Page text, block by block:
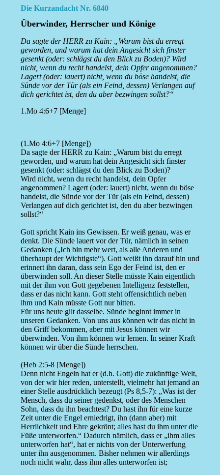
Die Kurzandacht Nr. 6840
Überwinder, Herrscher und Könige
Da sagte der HERR zu Kain: „Warum bist du erregt
geworden, und warum hat dein Angesicht sich finster
gesenkt (oder: schlägst du den Blick zu Boden)? Wird
nicht, wenn du recht handelst, dein Opfer angenommen?
Lagert (oder: lauert) nicht, wenn du böse handelst, die
Sünde vor der Tür (als ein Feind, dessen) Verlangen auf
dich gerichtet ist, den du aber bezwingen sollst?“
1.Mo 4:6+7 [Menge]
(1.Mo 4:6+7 [Menge])
Da sagte der HERR zu Kain: „Warum bist du erregt
geworden, und warum hat dein Angesicht sich finster
gesenkt (oder: schlägst du den Blick zu Boden)?
Wird nicht, wenn du recht handelst, dein Opfer
angenommen? Lagert (oder: lauert) nicht, wenn du böse
handelst, die Sünde vor der Tür (als ein Feind, dessen)
Verlangen auf dich gerichtet ist, den du aber bezwingen
sollst?“
Gott spricht Kain ins Gewissen. Er weiß genau, was er
denkt. Die Sünde lauert vor der Tür, nämlich in seinen
Gedanken („Ich bin mehr wert, als alle Anderen und
überhaupt der Wichtigste“). Gott weißt ihn darauf hin und
erinnert ihn daran, dass sein Ego der Feind ist, den er
überwinden soll. An dieser Stelle müsste Kain eigentlich
mit der ihm von Gott gegebenen Intelligenz feststellen,
dass er das nicht kann. Gott steht offensichtlich neben
ihm und Kain müsste Gott nur bitten.
Für uns heute gilt dasselbe. Sünde beginnt immer in
unseren Gedanken. Von uns aus können wir das nicht in
den Griff bekommen, aber mit Jesus können wir
überwinden. Von ihm können wir lernen. In seiner Kraft
können wir über die Sünde herrschen.
(Heb 2:5-8 [Menge])
Denn nicht Engeln hat er (d.h. Gott) die zukünftige Welt,
von der wir hier reden, unterstellt, vielmehr hat jemand an
einer Stelle ausdrücklich bezeugt (Ps 8,5-7): „Was ist der
Mensch, dass du seiner gedenkst, oder des Menschen
Sohn, dass du ihn beachtest? Du hast ihn für eine kurze
Zeit unter die Engel erniedrigt, ihn (dann aber) mit
Herrlichkeit und Ehre gekrönt; alles hast du ihm unter die
Füße unterworfen.“ Dadurch nämlich, dass er „ihm alles
unterworfen hat“, hat er nichts von der Unterwerfung
unter ihn ausgenommen. Bisher nehmen wir allerdings
noch nicht wahr, dass ihm alles unterworfen ist;